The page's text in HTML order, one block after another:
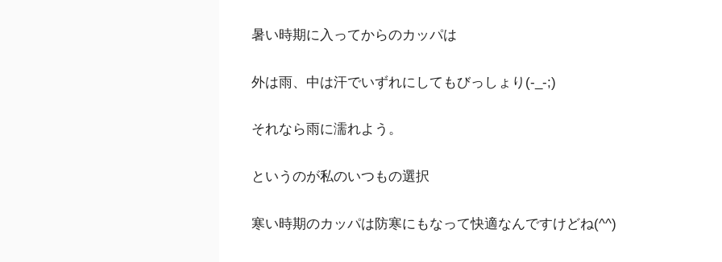
暑い時期に入ってからのカッパは
外は雨、中は汗でいずれにしてもびっしょり(-_-;)
それなら雨に濡れよう。
というのが私のいつもの選択
寒い時期のカッパは防寒にもなって快適なんですけどね(^^)